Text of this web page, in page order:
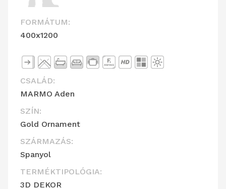
FORMÁTUM:
400x1200
CSALÁD:
MARMO Aden
SZÍN:
Gold Ornament
SZÁRMAZÁS:
Spanyol
TERMÉKTIPOLÓGIA:
3D DEKOR